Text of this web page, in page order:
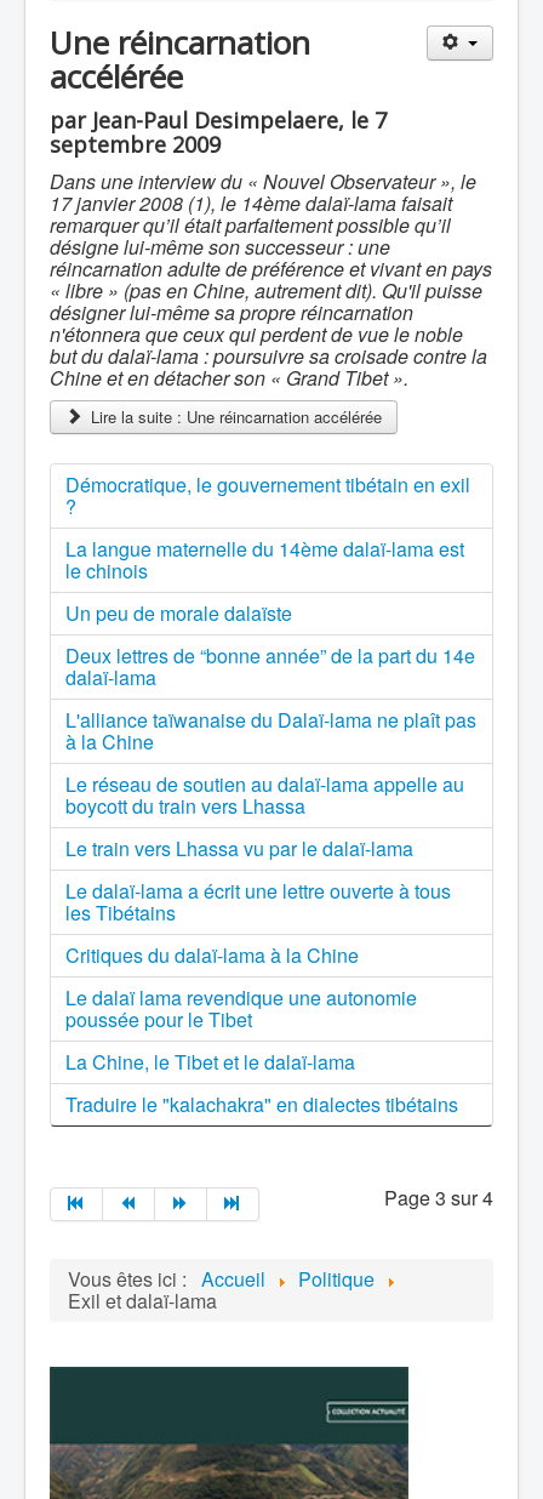
Une réincarnation
accélérée
par Jean-Paul Desimpelaere, le 7
septembre 2009
Dans une interview du « Nouvel Observateur », le
17 janvier 2008 (1), le 14ème dalaï-lama faisait
remarquer qu’il était parfaitement possible qu’il
désigne lui-même son successeur : une
réincarnation adulte de préférence et vivant en pays
« libre » (pas en Chine, autrement dit). Qu'il puisse
désigner lui-même sa propre réincarnation
n'étonnera que ceux qui perdent de vue le noble
but du dalaï-lama : poursuivre sa croisade contre la
Chine et en détacher son « Grand Tibet ».
Lire la suite : Une réincarnation accélérée
Démocratique, le gouvernement tibétain en exil
?
La langue maternelle du 14ème dalaï-lama est
le chinois
Un peu de morale dalaïste
Deux lettres de “bonne année” de la part du 14e
dalaï-lama
L'alliance taïwanaise du Dalaï-lama ne plaît pas
à la Chine
Le réseau de soutien au dalaï-lama appelle au
boycott du train vers Lhassa
Le train vers Lhassa vu par le dalaï-lama
Le dalaï-lama a écrit une lettre ouverte à tous
les Tibétains
Critiques du dalaï-lama à la Chine
Le dalaï lama revendique une autonomie
poussée pour le Tibet
La Chine, le Tibet et le dalaï-lama
Traduire le "kalachakra" en dialectes tibétains
Page 3 sur 4
Vous êtes ici : Accueil Politique
Exil et dalaï-lama